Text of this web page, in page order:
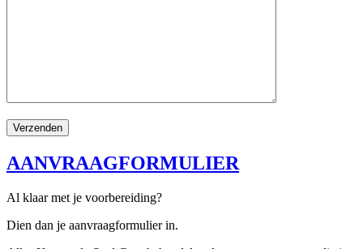
AANVRAAGFORMULIER
Al klaar met je voorbereiding?
Dien dan je aanvraagformulier in.